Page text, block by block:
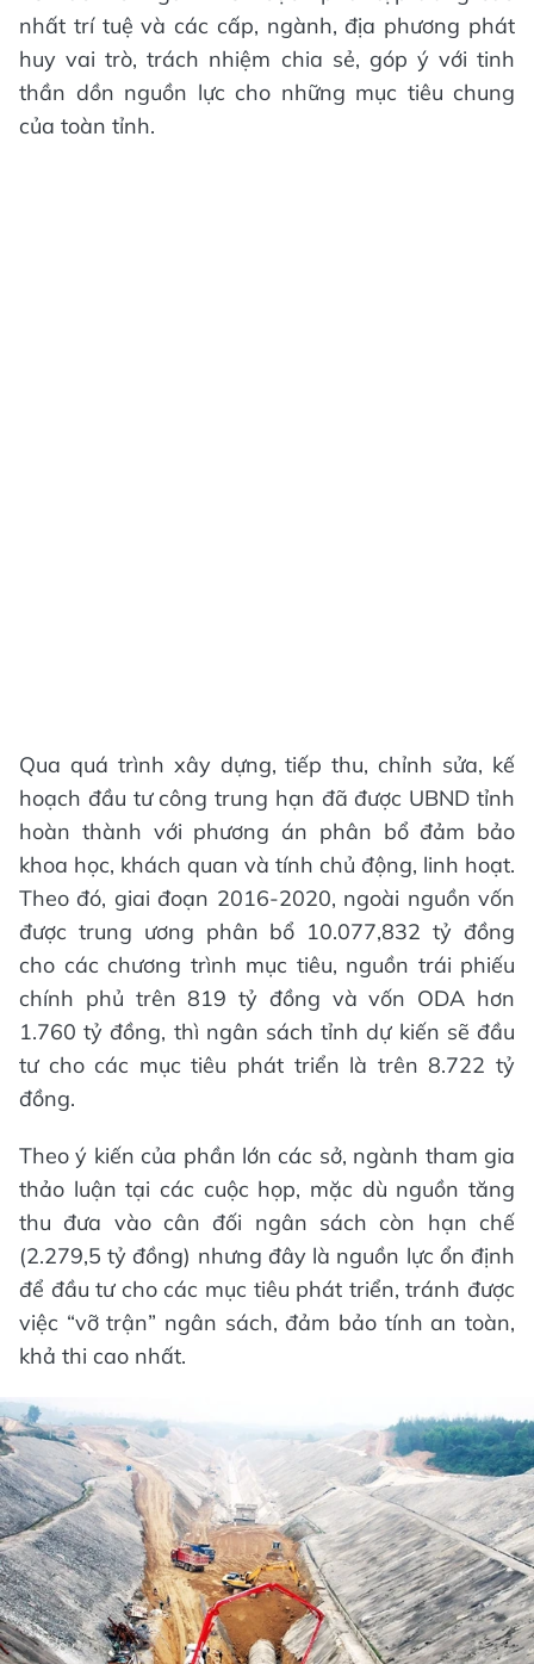
nhất trí tuệ và các cấp, ngành, địa phương phát
huy vai trò, trách nhiệm chia sẻ, góp ý với tinh
thần dồn nguồn lực cho những mục tiêu chung
của toàn tỉnh.
Qua quá trình xây dựng, tiếp thu, chỉnh sửa, kế
hoạch đầu tư công trung hạn đã được UBND tỉnh
hoàn thành với phương án phân bổ đảm bảo
khoa học, khách quan và tính chủ động, linh hoạt.
Theo đó, giai đoạn 2016-2020, ngoài nguồn vốn
được trung ương phân bổ 10.077,832 tỷ đồng
cho các chương trình mục tiêu, nguồn trái phiếu
chính phủ trên 819 tỷ đồng và vốn ODA hơn
1.760 tỷ đồng, thì ngân sách tỉnh dự kiến sẽ đầu
tư cho các mục tiêu phát triển là trên 8.722 tỷ
đồng.
Theo ý kiến của phần lớn các sở, ngành tham gia
thảo luận tại các cuộc họp, mặc dù nguồn tăng
thu đưa vào cân đối ngân sách còn hạn chế
(2.279,5 tỷ đồng) nhưng đây là nguồn lực ổn định
để đầu tư cho các mục tiêu phát triển, tránh được
việc “vỡ trận” ngân sách, đảm bảo tính an toàn,
khả thi cao nhất.